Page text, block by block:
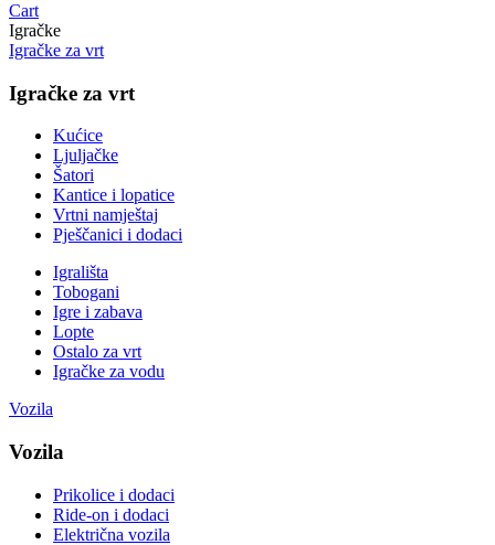
Cart
Igračke
Igračke za vrt
Igračke za vrt
Kućice
Ljuljačke
Šatori
Kantice i lopatice
Vrtni namještaj
Pješčanici i dodaci
Igrališta
Tobogani
Igre i zabava
Lopte
Ostalo za vrt
Igračke za vodu
Vozila
Vozila
Prikolice i dodaci
Ride-on i dodaci
Električna vozila